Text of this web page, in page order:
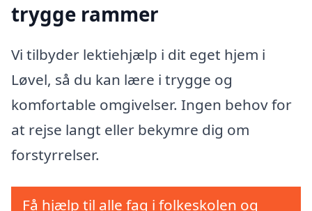
trygge rammer
Vi tilbyder lektiehjælp i dit eget hjem i
Løvel, så du kan lære i trygge og
komfortable omgivelser. Ingen behov for
at rejse langt eller bekymre dig om
forstyrrelser.
Få hjælp til alle fag i folkeskolen og